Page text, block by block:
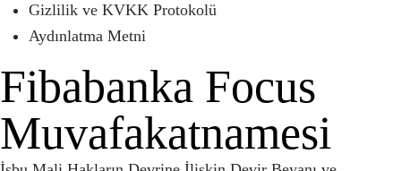
Gizlilik ve KVKK Protokolü
Aydınlatma Metni
Fibabanka Focus
Muvafakatnamesi